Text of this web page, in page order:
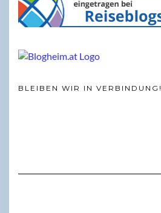
BLEIBEN WIR IN VERBINDUNG!